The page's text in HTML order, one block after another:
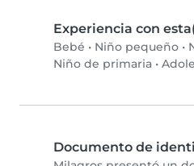
Experiencia con
Bebé • Niño pequeño •
Niño de primaria •
Documento de